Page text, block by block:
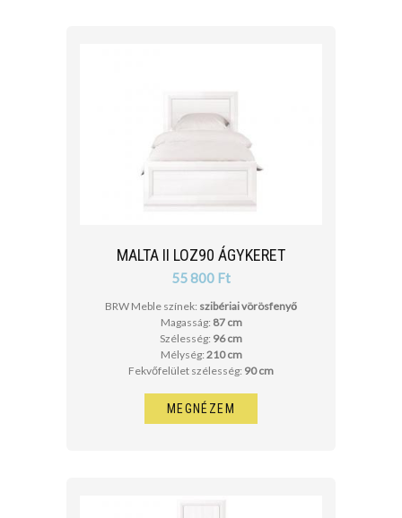
MALTA II LOZ90 ÁGYKERET
55 800 Ft
BRW Meble színek: szibériai vörösfenyő
Magasság: 87 cm
Szélesség: 96 cm
Mélység: 210 cm
Fekvőfelület szélesség: 90 cm
MEGNÉZEM